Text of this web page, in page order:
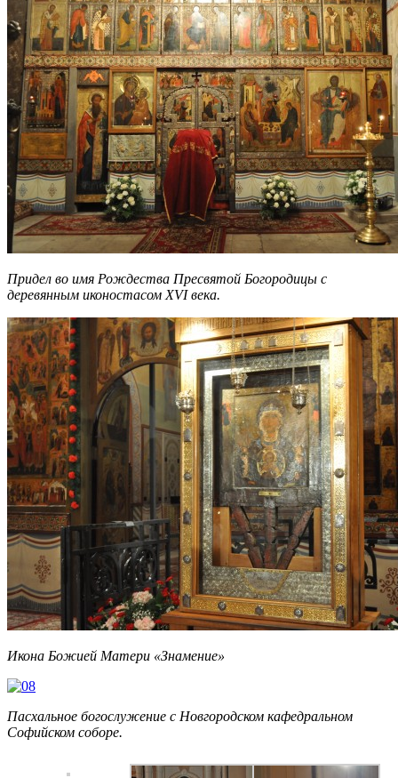
Придел во имя Рождества Пресвятой Богородицы с
деревянным иконостасом XVI века.
Икона Божией Матери «Знамение»
Пасхальное богослужение с Новгородском кафедральном
Софийском соборе.